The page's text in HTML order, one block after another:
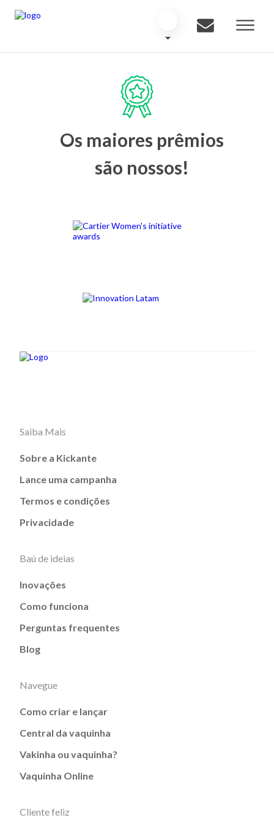
Os maiores prêmios
são nossos!
Saiba Mais
Sobre a Kickante
Lance uma campanha
Termos e condições
Privacidade
Baú de ideias
Inovações
Como funciona
Perguntas frequentes
Blog
Navegue
Como criar e lançar
Central da vaquinha
Vakinha ou vaquinha?
Vaquinha Online
Cliente feliz